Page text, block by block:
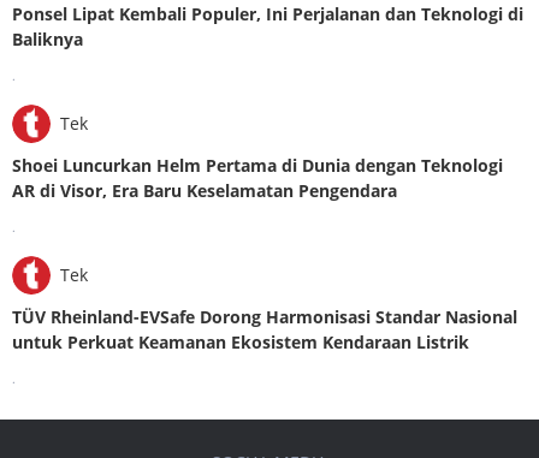
Ponsel Lipat Kembali Populer, Ini Perjalanan dan Teknologi di
Baliknya
Tek
Shoei Luncurkan Helm Pertama di Dunia dengan Teknologi
AR di Visor, Era Baru Keselamatan Pengendara
Tek
TÜV Rheinland-EVSafe Dorong Harmonisasi Standar Nasional
untuk Perkuat Keamanan Ekosistem Kendaraan Listrik